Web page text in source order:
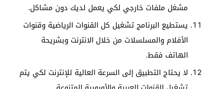
مشغل ملفات خارجي لكي يعمل لديك دون مشاكل.
يستطيع البرنامج تشغيل كل القنوات الرياضية وقنوات
الأفلام والمسلسلات من خلال الانترنت وبشريحة
الهاتف فقط.
لا يحتاج التطبيق إلى السرعة العالية للإنترنت لكي يتم